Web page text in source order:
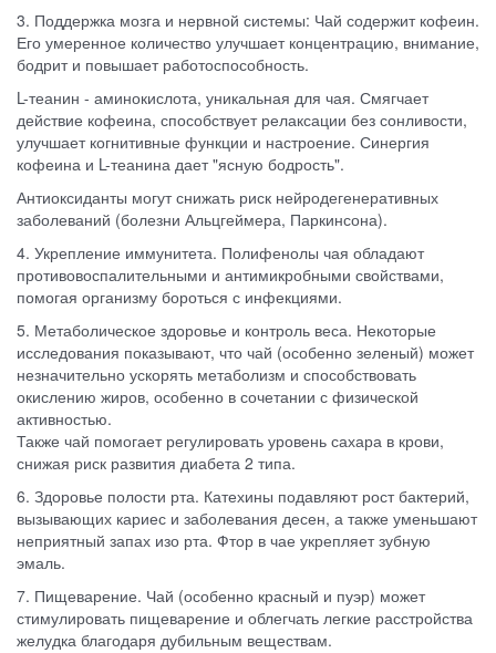
3. Поддержка мозга и нервной системы: Чай содержит кофеин.
Его умеренное количество улучшает концентрацию, внимание,
бодрит и повышает работоспособность.
L-теанин - аминокислота, уникальная для чая. Смягчает
действие кофеина, способствует релаксации без сонливости,
улучшает когнитивные функции и настроение. Синергия
кофеина и L-теанина дает "ясную бодрость".
Антиоксиданты могут снижать риск нейродегенеративных
заболеваний (болезни Альцгеймера, Паркинсона).
4. Укрепление иммунитета. Полифенолы чая обладают
противовоспалительными и антимикробными свойствами,
помогая организму бороться с инфекциями.
5. Метаболическое здоровье и контроль веса. Некоторые
исследования показывают, что чай (особенно зеленый) может
незначительно ускорять метаболизм и способствовать
окислению жиров, особенно в сочетании с физической
активностью.
Также чай помогает регулировать уровень сахара в крови,
снижая риск развития диабета 2 типа.
6. Здоровье полости рта. Катехины подавляют рост бактерий,
вызывающих кариес и заболевания десен, а также уменьшают
неприятный запах изо рта. Фтор в чае укрепляет зубную
эмаль.
7. Пищеварение. Чай (особенно красный и пуэр) может
стимулировать пищеварение и облегчать легкие расстройства
желудка благодаря дубильным веществам.